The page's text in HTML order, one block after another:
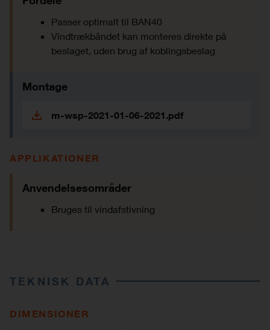
Passer optimalt til BAN40
Vindtrækbåndet kan monteres direkte på
beslaget, uden brug af koblingsbeslag
Montage
m-wsp-2021-01-06-2021.pdf
APPLIKATIONER
Anvendelsesområder
Bruges til vindafstivning
TEKNISK DATA
DIMENSIONER